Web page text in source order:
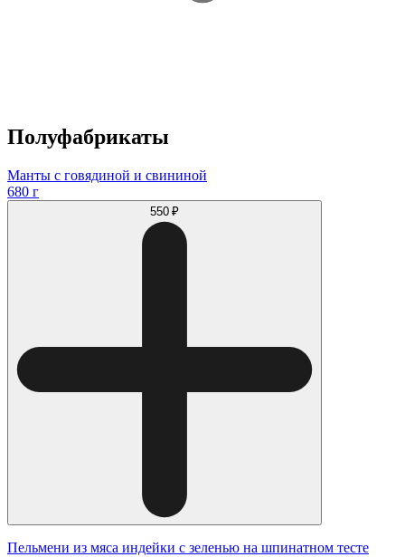
Полуфабрикаты
Манты с говядиной и свининой
680 г
550 ₽
Пельмени из мяса индейки с зеленью на шпинатном тесте